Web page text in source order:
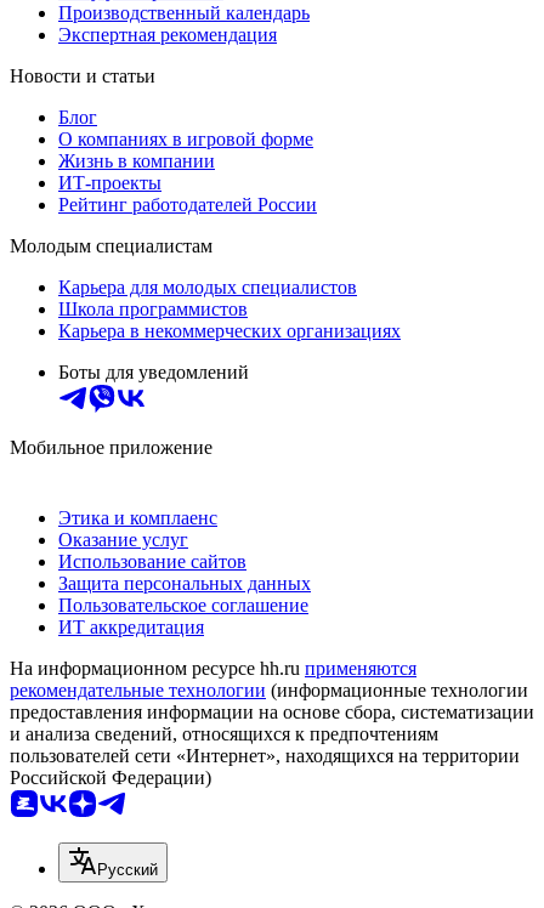
Производственный календарь
Экспертная рекомендация
Новости и статьи
Блог
О компаниях в игровой форме
Жизнь в компании
ИТ-проекты
Рейтинг работодателей России
Молодым специалистам
Карьера для молодых специалистов
Школа программистов
Карьера в некоммерческих организациях
Боты для уведомлений
Мобильное приложение
Этика и комплаенс
Оказание услуг
Использование сайтов
Защита персональных данных
Пользовательское соглашение
ИТ аккредитация
На информационном ресурсе hh.ru применяются
рекомендательные технологии (информационные технологии
предоставления информации на основе сбора, систематизации
и анализа сведений, относящихся к предпочтениям
пользователей сети «Интернет», находящихся на территории
Российской Федерации)
Русский